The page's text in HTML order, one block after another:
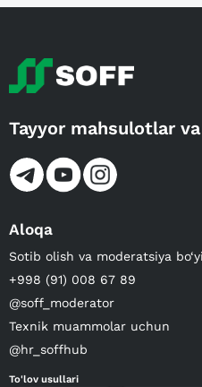
Tayyor mahsulotlar
Aloqa
Sotib olish va moderatsiya
+998 (91) 008 67 89
@soff_moderator
Texnik muammolar uchun
@hr_soffhub
To'lov usullari